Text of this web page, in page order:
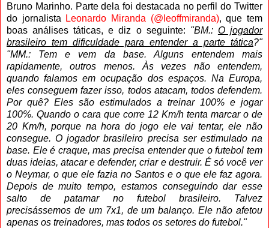
Bruno Marinho. Parte dela foi destacada no perfil do Twitter
do jornalista
Leonardo Miranda (@leoffmiranda), que tem
boas análises táticas, e diz o seguinte: "BM.: O jogador
brasileiro tem dificuldade para entender a parte tática?"
"MM.: Tem e vem da base. Alguns entendem mais
rapidamente, outros menos. Às vezes não entendem,
quando falamos em ocupação dos espaços. Na Europa,
eles conseguem fazer isso, todos atacam, todos defendem.
Por quê? Eles são estimulados a treinar 100% e jogar
100%. Quando o cara que corre 12 Km/h tenta marcar o de
20 Km/h, porque na hora do jogo ele vai tentar, ele não
consegue. O jogador brasileiro precisa ser estimulado na
base. Ele é craque, mas precisa entender que o futebol tem
duas ideias, atacar e defender, criar e destruir. É só você ver
o Neymar, o que ele fazia no Santos e o que ele faz agora.
Depois de muito tempo, estamos conseguindo dar esse
salto de patamar no futebol brasileiro. Talvez
precisássemos de um 7x1, de um balanço. Ele não afetou
apenas os treinadores, mas todos os setores do futebol."